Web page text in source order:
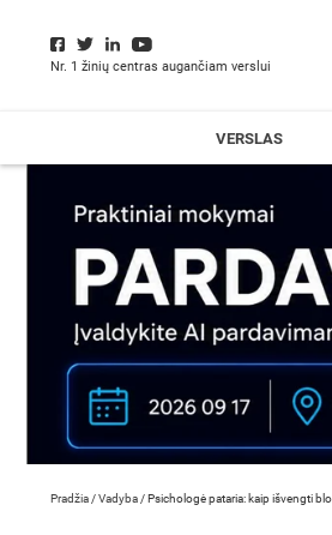
Nr. 1 žinių centras augančiam verslui
VERSLAS
Pradžia /Vadyba /Psichologė pataria: kaip išvengti